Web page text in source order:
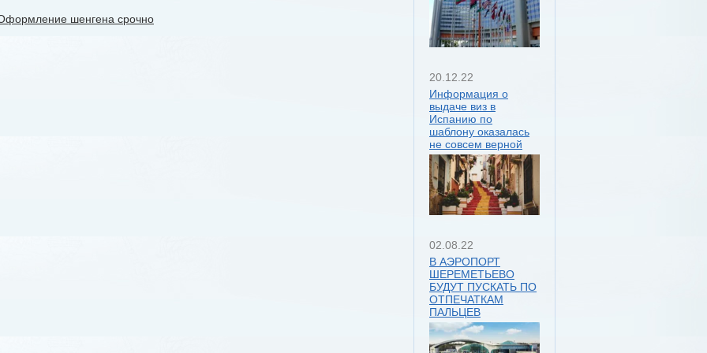
шенгена срочно
20.12.22
Информация о
выдаче виз в
Испанию по
шаблону оказалась
не совсем верной
02.08.22
В АЭРОПОРТ
ШЕРЕМЕТЬЕВО
БУДУТ ПУСКАТЬ ПО
ОТПЕЧАТКАМ
ПАЛЬЦЕВ